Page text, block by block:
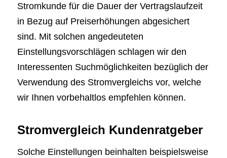
Stromkunde für die Dauer der Vertragslaufzeit
in Bezug auf Preiserhöhungen abgesichert
sind. Mit solchen angedeuteten
Einstellungsvorschlägen schlagen wir den
Interessenten Suchmöglichkeiten bezüglich der
Verwendung des Stromvergleichs vor, welche
wir Ihnen vorbehaltlos empfehlen können.
Stromvergleich Kundenratgeber
Solche Einstellungen beinhalten beispielsweise